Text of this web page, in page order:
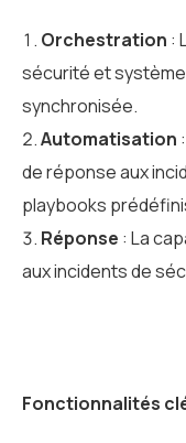
Orchestration :
sécurité et
synchronisée.
Automatisation
de réponse aux
playbooks
Réponse : La
aux incidents de
Fonctionnalités